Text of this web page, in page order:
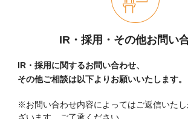
IR・採用・その他お問い
IR・採用に関するお問い合わせ、
その他ご相談は以下よりお願いいたします。
※お問い合わせ内容によってはご返信いたし